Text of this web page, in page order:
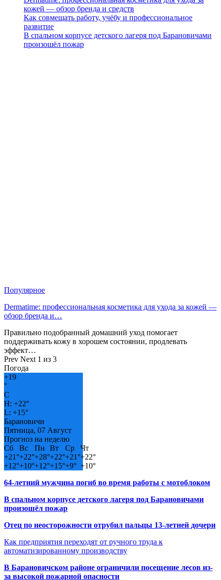
кожей — обзор бренда и средств
Как совмещать работу, учёбу и профессиональное
развитие
В спальном корпусе детского лагеря под Барановичами
произошёл пожар
Популярное
Dermatime: профессиональная косметика для ухода за кожей —
обзор бренда и…
Правильно подобранный домашний уход помогает
поддерживать кожу в хорошем состоянии, продлевать
эффект…
Prev Next 1 из 3
Погода
+19
°
C
H: +22°
L: +15°
Барановичи
Пятница, 07 Август
Прогноз на неделю
Сб
Вс Пн Вт Ср
Чт
+21°+22°+28°+22°+21°+22°
+12°+10°+12°+15°+9° +10°
64-летний мужчина погиб во время работы с мотоблоком
В спальном корпусе детского лагеря под Барановичами
произошёл пожар
Отец по неосторожности отрубил пальцы 13-летней дочери
Как предприятия переходят от ручного труда к
автоматизированному производству
В Барановичском районе ограничили посещение лесов из-
за высокой пожарной опасности